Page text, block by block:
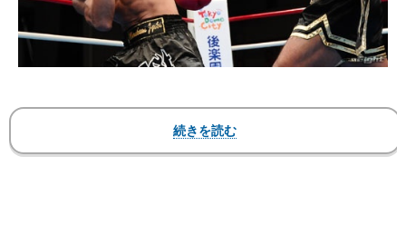
▼第8試合 スーパーファイト 64kg契約 3分
○大石駿介（OISHI-GYM/MA日本スーパーライト